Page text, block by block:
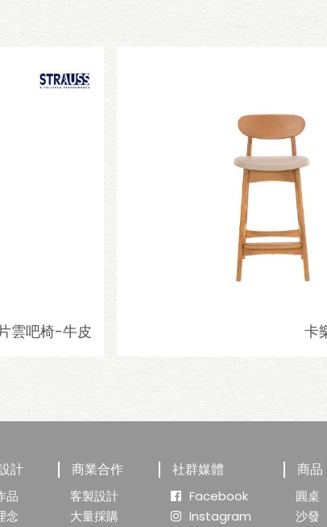
雲吧椅-牛皮 卡
計
品
念
商業合作
客製設計
大量採購
社群媒體
Facebook
Instagram
商品
圓桌
沙發